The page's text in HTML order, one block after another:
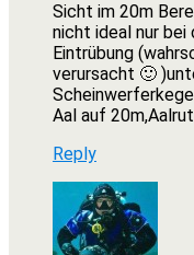
Sicht im 20m
nicht ideal nur bei
Eintrübung
verursacht 🙂
Aal auf
Reply